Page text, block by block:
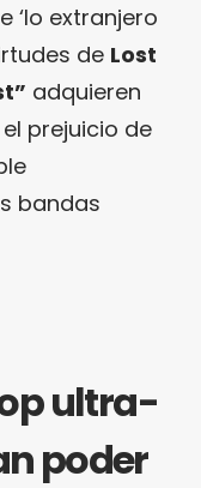
‘lo extranjero
de Lost
adquieren
prejuicio de
bandas
ultra-
poder